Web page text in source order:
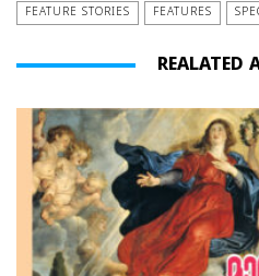
FEATURE STORIES FEATURES
REALATED